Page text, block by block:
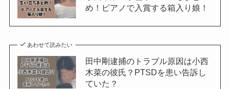
め！ピアノで入賞する箱入り娘！
あわせて読みたい
田中剛逮捕のトラブル原因は小西
木菜の彼氏？PTSDを患い告訴し
ていた？